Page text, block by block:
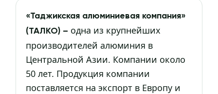
«Таджикская алюминиевая компания»
(ТАЛКО) – одна из крупнейших
производителей алюминия в
Центральной Азии. Компании около
50 лет. Продукция компании
поставляется на экспорт в Европу и